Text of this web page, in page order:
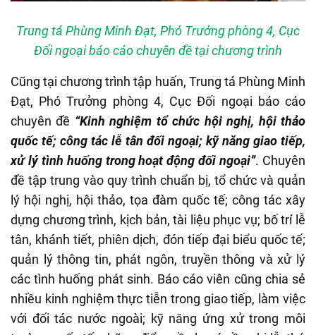
Trung tá Phùng Minh Đạt, Phó Trưởng phòng 4, Cục
Đối ngoại báo cáo chuyên đề tại chương trình
Cũng tại chương trình tập huấn, Trung tá Phùng Minh
Đạt, Phó Trưởng phòng 4, Cục Đối ngoại báo cáo
chuyên đề “Kinh nghiệm tổ chức hội nghị, hội thảo
quốc tế; công tác lễ tân đối ngoại; kỹ năng giao tiếp,
xử lý tình huống trong hoạt động đối ngoại”. Chuyên
đề tập trung vào quy trình chuẩn bị, tổ chức và quản
lý hội nghị, hội thảo, tọa đàm quốc tế; công tác xây
dựng chương trình, kịch bản, tài liệu phục vụ; bố trí lễ
tân, khánh tiết, phiên dịch, đón tiếp đại biểu quốc tế;
quản lý thông tin, phát ngôn, truyền thông và xử lý
các tình huống phát sinh. Báo cáo viên cũng chia sẻ
nhiều kinh nghiệm thực tiễn trong giao tiếp, làm việc
với đối tác nước ngoài; kỹ năng ứng xử trong môi